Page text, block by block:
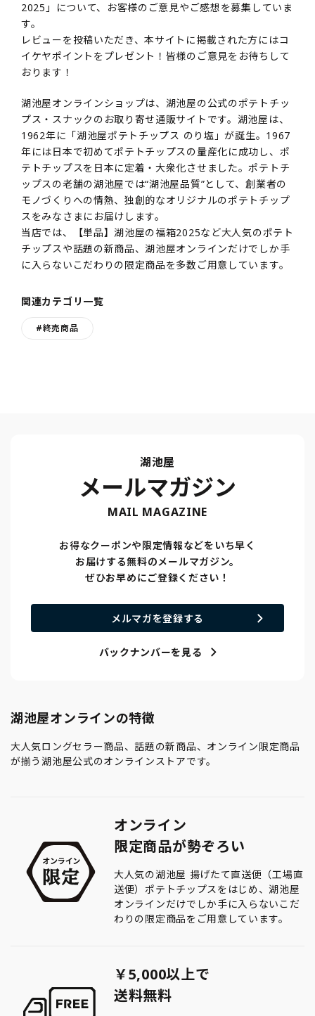
2025」について、お客様のご意見やご感想を募集していま
す。
レビューを投稿いただき、本サイトに掲載された方にはコ
イケヤポイントをプレゼント！皆様のご意見をお待ちして
おります！
湖池屋オンラインショップは、湖池屋の公式のポテトチッ
プス・スナックのお取り寄せ通販サイトです。湖池屋は、
1962年に「湖池屋ポテトチップス のり塩」が誕生。1967
年には日本で初めてポテトチップスの量産化に成功し、ポ
テトチップスを日本に定着・大衆化させました。ポテトチ
ップスの老舗の湖池屋では“湖池屋品質”として、創業者の
モノづくりへの情熱、独創的なオリジナルのポテトチップ
スをみなさまにお届けします。
当店では、【単品】湖池屋の福箱2025など大人気のポテト
チップスや話題の新商品、湖池屋オンラインだけでしか手
に入らないこだわりの限定商品を多数ご用意しています。
関連カテゴリ一覧
#終売商品
湖池屋
メールマガジン
MAIL MAGAZINE
お得なクーポンや限定情報などをいち早く
お届けする無料のメールマガジン。
ぜひお早めにご登録ください！
メルマガを登録する
バックナンバーを見る
湖池屋オンラインの特徴
大人気ロングセラー商品、話題の新商品、オンライン限定商品
が揃う湖池屋公式のオンラインストアです。
オンライン
限定商品が勢ぞろい
大人気の湖池屋 揚げたて直送便（工場直
送便）ポテトチップスをはじめ、湖池屋
オンラインだけでしか手に入らないこだ
わりの限定商品をご用意しています。
￥5,000以上で
送料無料